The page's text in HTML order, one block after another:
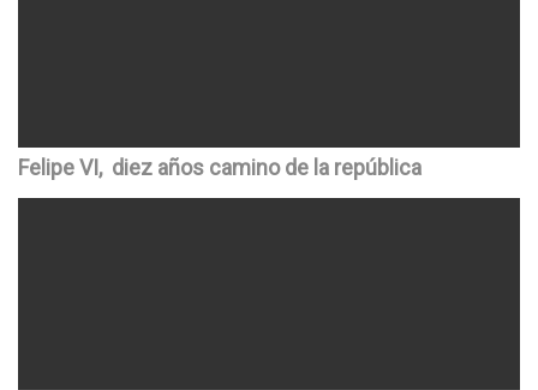
Felipe VI, diez años camino de la república